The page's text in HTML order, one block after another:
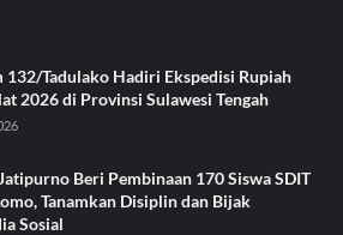
132/Tadulako Hadiri Ekspedisi Rupiah
2026 di Provinsi Sulawesi Tengah
Beri Pembinaan 170 Siswa SDIT
Tanamkan Disiplin dan Bijak
Sosial